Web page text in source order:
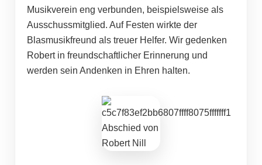
Musikverein eng verbunden, beispielsweise als
Ausschussmitglied. Auf Festen wirkte der
Blasmusikfreund als treuer Helfer. Wir gedenken
Robert in freundschaftlicher Erinnerung und
werden sein Andenken in Ehren halten.